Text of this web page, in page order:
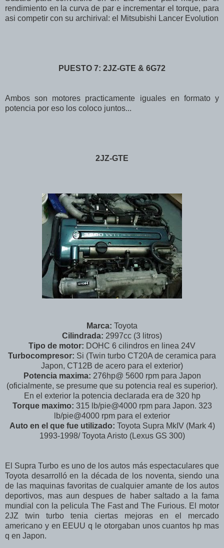
rendimiento en la curva de par e incrementar el torque, para
asi competir con su archirival: el Mitsubishi Lancer Evolution
PUESTO 7: 2JZ-GTE & 6G72
Ambos son motores practicamente iguales en formato y
potencia por eso los coloco juntos...
2JZ-GTE
Marca: Toyota
Cilindrada: 2997cc (3 litros)
Tipo de motor: DOHC 6 cilindros en linea 24V
Turbocompresor: Si (Twin turbo CT20A de ceramica para
Japon, CT12B de acero para el exterior)
Potencia maxima: 276hp@ 5600 rpm para Japon
(oficialmente, se presume que su potencia real es superior).
En el exterior la potencia declarada era de 320 hp
Torque maximo: 315 lb/pie@4000 rpm para Japon. 323
lb/pie@4000 rpm para el exterior
Auto en el que fue utilizado: Toyota Supra MkIV (Mark 4)
1993-1998/ Toyota Aristo (Lexus GS 300)
El Supra Turbo es uno de los autos más espectaculares que
Toyota desarrolló en la década de los noventa, siendo una
de las maquinas favoritas de cualquier amante de los autos
deportivos, mas aun despues de haber saltado a la fama
mundial con la pelicula The Fast and The Furious. El motor
2JZ twin turbo tenia ciertas mejoras en el mercado
americano y en EEUU q le otorgaban unos cuantos hp mas
q en Japon.